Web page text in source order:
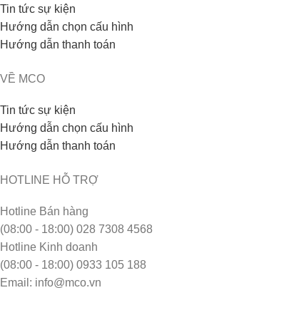
Tin tức sự kiện
Hướng dẫn chọn cấu hình
Hướng dẫn thanh toán
VỀ MCO
Tin tức sự kiện
Hướng dẫn chọn cấu hình
Hướng dẫn thanh toán
HOTLINE HỖ TRỢ
Hotline Bán hàng
(08:00 - 18:00) 028 7308 4568
Hotline Kinh doanh
(08:00 - 18:00) 0933 105 188
Email: info@mco.vn